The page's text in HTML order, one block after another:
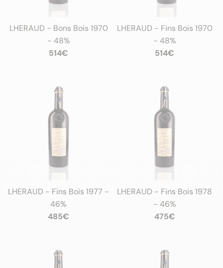
LHERAUD - Bons Bois 1970
- 48%
514€
LHERAUD - Fins Bois 1970
- 48%
514€
LHERAUD - Fins Bois 1977 -
46%
485€
LHERAUD - Fins Bois 1978
- 46%
475€